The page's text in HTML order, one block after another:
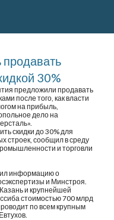
продавать
30%
предложили продавать
после того, как власти
на прибыль,
дело на
скидки до 30% для
строек, сообщил в среду
и торговли
информацию о
и Минстроя.
и крупнейшей
стоимостью 700 млрд
по всем крупным